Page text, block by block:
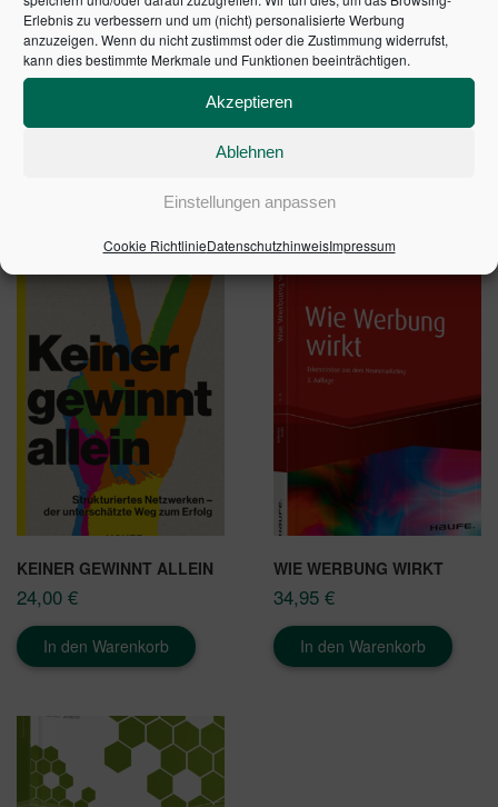
Erlebnis zu verbessern und um (nicht) personalisierte Werbung
anzuzeigen. Wenn du nicht zustimmst oder die Zustimmung widerrufst,
kann dies bestimmte Merkmale und Funktionen beeinträchtigen.
Akzeptieren
Ablehnen
Einstellungen anpassen
Cookie RichtlinieDatenschutzhinweisImpressum
und Vorträgen
1. Auflage 2015 | Artikelnummer: 01364-0001 | ISBN:
ÄHNLICHE PRODUKTE
KEINER GEWINNT ALLEIN
24,00 €
In den Warenkorb
WIE WERBUNG WIRKT
34,95 €
In den Warenkorb